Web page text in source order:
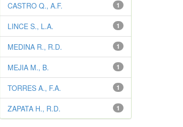
1
CASTRO Q., A.F.
1
LINCE S., L.A.
1
MEDINA R., R.D.
1
MEJIA M., B.
1
TORRES A., F.A.
1
ZAPATA H., R.D.